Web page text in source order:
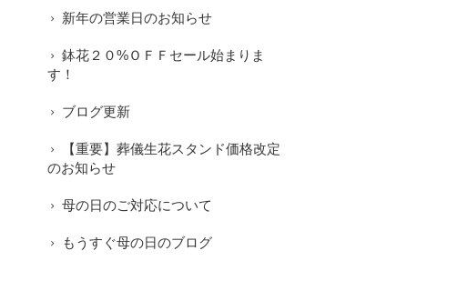
新年の営業日のお知らせ
鉢花２０%ＯＦＦセール始まりま
す！
ブログ更新
【重要】葬儀生花スタンド価格改定
のお知らせ
母の日のご対応について
もうすぐ母の日のブログ